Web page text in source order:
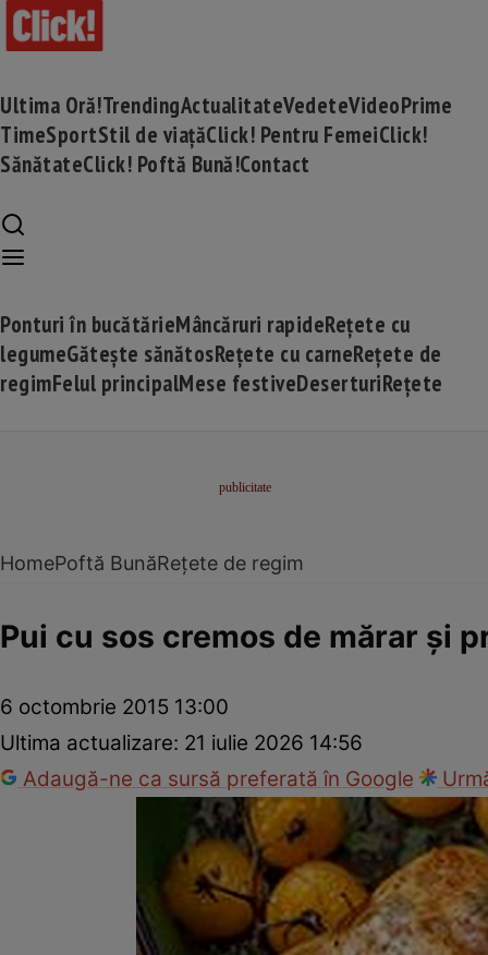
Ultima Oră!TrendingActualitateVedeteVideoPrime
TimeSportStil de viațăClick! Pentru FemeiClick!
SănătateClick! Poftă Bună!Contact
Ponturi în bucătărieMâncăruri rapideRețete cu
legumeGătește sănătosRețete cu carneRețete de
regimFelul principalMese festiveDeserturiRețete
HomePoftă BunăRețete de regim
Pui cu sos cremos de mărar şi
6 octombrie 2015 13:00
Ultima actualizare: 21 iulie 2026 14:56
Adaugă-ne ca sursă preferată în Google